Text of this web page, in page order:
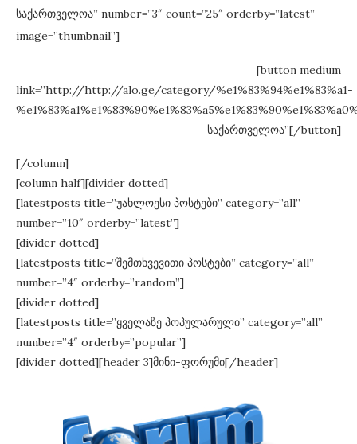
საქართველოა” number=”3″ count=”25″ orderby=”latest”
image=”thumbnail”]
[button medium
link=”http://http://alo.ge/category/%e1%83%94%e1%83%a1-
საქართველოა”[/button]
[/column]
[column half][divider dotted]
[latestposts title=”უახლოესი პოსტები” category=”all”
number=”10″ orderby=”latest”]
[divider dotted]
[latestposts title=”შემთხვევითი პოსტები” category=”all”
number=”4″ orderby=”random”]
[divider dotted]
[latestposts title=”ყველაზე პოპულარული” category=”all”
number=”4″ orderby=”popular”]
[divider dotted][header 3]მინი-ფორუმი[/header]